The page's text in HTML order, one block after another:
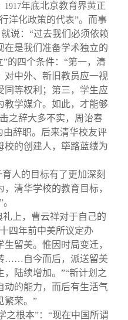
1917年底北京教育界黄正
洋化政策的代表”。而事
就说：“过去我们必须依赖
在是我们准备学术独立的
的四个条件：“第一，清
对中外、新旧教员应一视
同等权利；第三，学生应
教学媒介。如此，才能够
之辞大多不实，周诒春
由辞职。后来清华校友评
校的创建人，筚路蓝缕为
人的目标有了更加深刻
清华学校的教育目标，
礼上，曹云祥对于自己的
四年前中美所议定办
留美。惟因时局变迁，
……自今而后，派送留美
陆续增加。”“新计划之
动的能力，而后有生活气
繁荣。”
之根本”：“现在中国所谓